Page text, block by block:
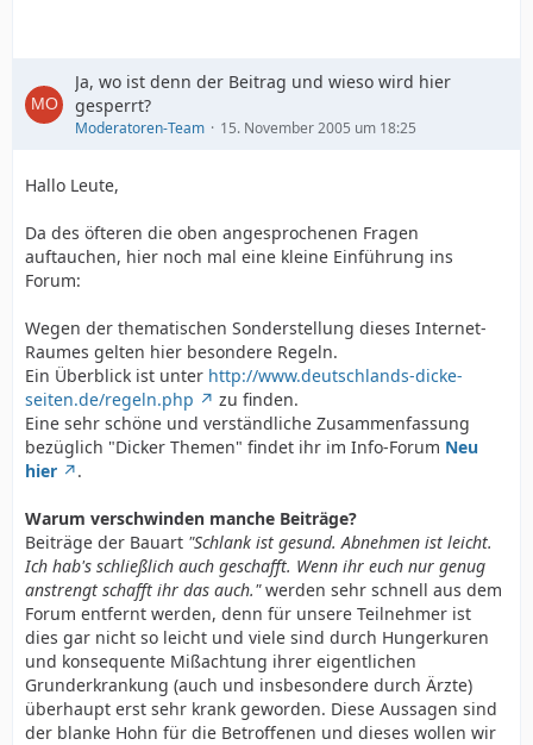
Ja, wo ist denn der Beitrag und wieso wird hier
gesperrt?
Moderatoren-Team 15. November 2005 um 18:25
Hallo Leute,
Da des öfteren die oben angesprochenen Fragen
auftauchen, hier noch mal eine kleine Einführung ins
Forum:
Wegen der thematischen Sonderstellung dieses Internet-
Raumes gelten hier besondere Regeln.
Ein Überblick ist unter http://www.deutschlands-dicke-
seiten.de/regeln.php
zu finden.
Eine sehr schöne und verständliche Zusammenfassung
bezüglich "Dicker Themen" findet ihr im Info-Forum Neu
hier
.
Warum verschwinden manche Beiträge?
Beiträge der Bauart "Schlank ist gesund. Abnehmen ist leicht.
Ich hab's schließlich auch geschafft. Wenn ihr euch nur genug
anstrengt schafft ihr das auch."werden sehr schnell aus dem
Forum entfernt werden, denn für unsere Teilnehmer ist
dies gar nicht so leicht und viele sind durch Hungerkuren
und konsequente Mißachtung ihrer eigentlichen
Grunderkrankung (auch und insbesondere durch Ärzte)
überhaupt erst sehr krank geworden. Diese Aussagen sind
der blanke Hohn für die Betroffenen und dieses wollen wir